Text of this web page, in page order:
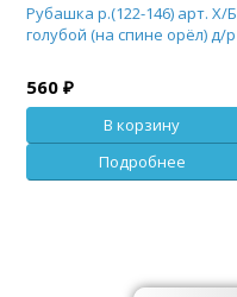
Рубашка р.(122-146) арт. Х/Б
голубой (на спине орёл) д/р
560 ₽
В корзину
Подробнее